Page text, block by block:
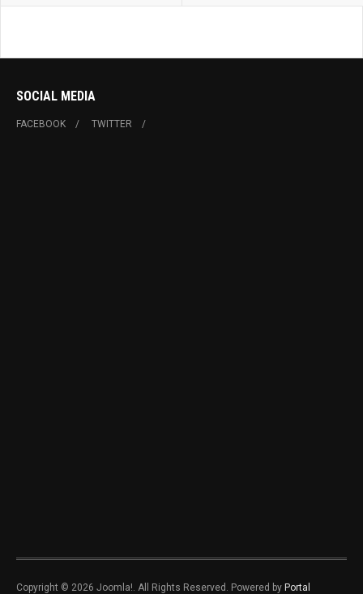
SOCIAL MEDIA
FACEBOOK TWITTER
Copyright © 2026 Joomla!. All Rights Reserved. Powered by Portal